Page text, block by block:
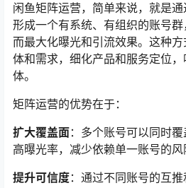
闲鱼矩阵运营，简单来说，就是通
形成一个有系统、有组织的账号
而最大化曝光和引流效果。这种
体和需求，细化产品和服务定位
体。
矩阵运营的优势在于：
扩大覆盖面：多个账号可以同时
高曝光率，减少依赖单一账号的风
提升可信度：通过不同账号的互